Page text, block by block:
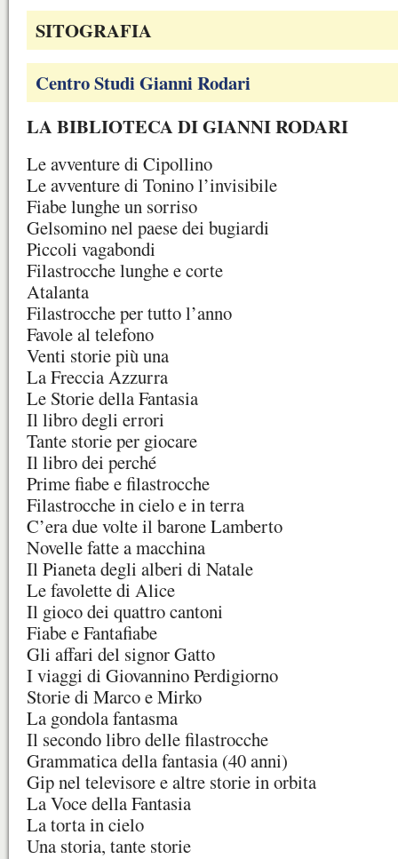
SITOGRAFIA
Centro Studi Gianni Rodari
LA BIBLIOTECA DI GIANNI RODARI
Le avventure di Cipollino
Le avventure di Tonino l’invisibile
Fiabe lunghe un sorriso
Gelsomino nel paese dei bugiardi
Piccoli vagabondi
Filastrocche lunghe e corte
Atalanta
Filastrocche per tutto l’anno
Favole al telefono
Venti storie più una
La Freccia Azzurra
Le Storie della Fantasia
Il libro degli errori
Tante storie per giocare
Il libro dei perché
Prime fiabe e filastrocche
Filastrocche in cielo e in terra
C’era due volte il barone Lamberto
Novelle fatte a macchina
Il Pianeta degli alberi di Natale
Le favolette di Alice
Il gioco dei quattro cantoni
Fiabe e Fantafiabe
Gli affari del signor Gatto
I viaggi di Giovannino Perdigiorno
Storie di Marco e Mirko
La gondola fantasma
Il secondo libro delle filastrocche
Grammatica della fantasia (40 anni)
Gip nel televisore e altre storie in orbita
La Voce della Fantasia
La torta in cielo
Una storia, tante storie